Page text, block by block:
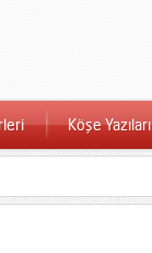
Köşe Yazıları